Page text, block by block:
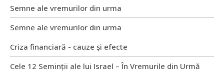
Semne ale vremurilor din urma
Semne ale vremurilor din urma
Criza financiară - cauze și efecte
Cele 12 Seminții ale lui Israel – În Vremurile din Urmă